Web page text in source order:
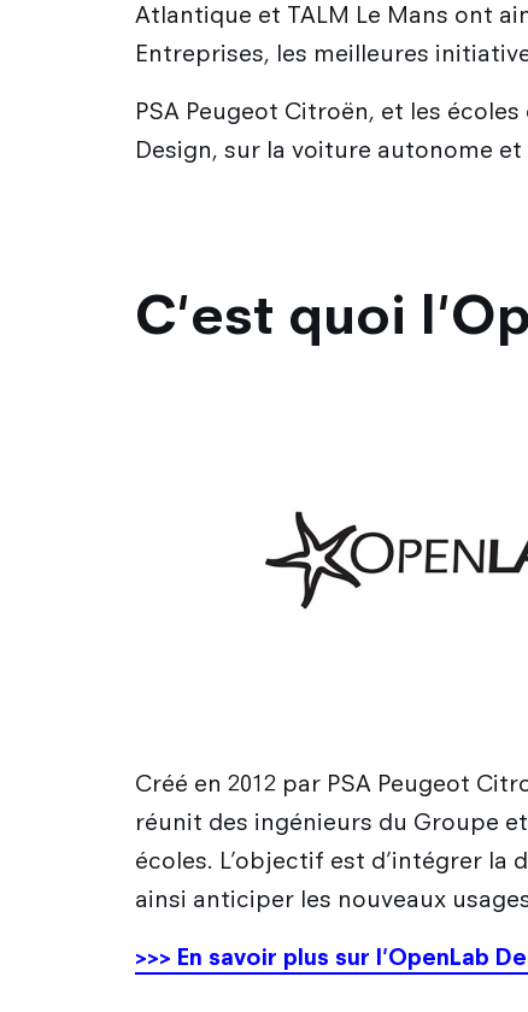
Atlantique et TALM Le Mans ont
Entreprises, les meilleures
PSA Peugeot Citroën, et les
Design, sur la voiture autonome
C'est quoi
Créé en 2012 par PSA Peugeot
réunit des ingénieurs du Groupe
écoles. L’objectif est d’intégrer
ainsi anticiper les nouveaux
>>> En savoir plus sur l'OpenLab